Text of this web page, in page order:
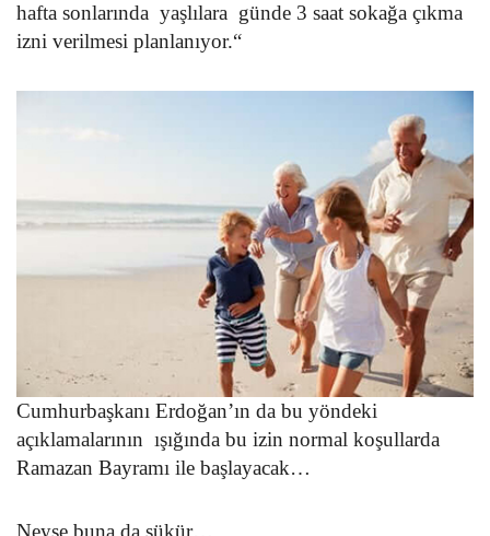
hafta sonlarında yaşlılara günde 3 saat sokağa çıkma
izni verilmesi planlanıyor.“
Cumhurbaşkanı Erdoğan’ın da bu yöndeki
açıklamalarının ışığında bu izin normal koşullarda
Ramazan Bayramı ile başlayacak…
Neyse buna da şükür…